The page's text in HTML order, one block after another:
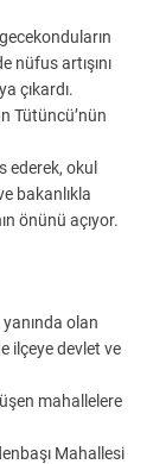
nüfus artışını
çıkardı.
Tütüncü’nün
ederek, okul
bakanlıkla
önünü açıyor.
olan
ilçeye devlet ve
mahallelere
Mahallesi